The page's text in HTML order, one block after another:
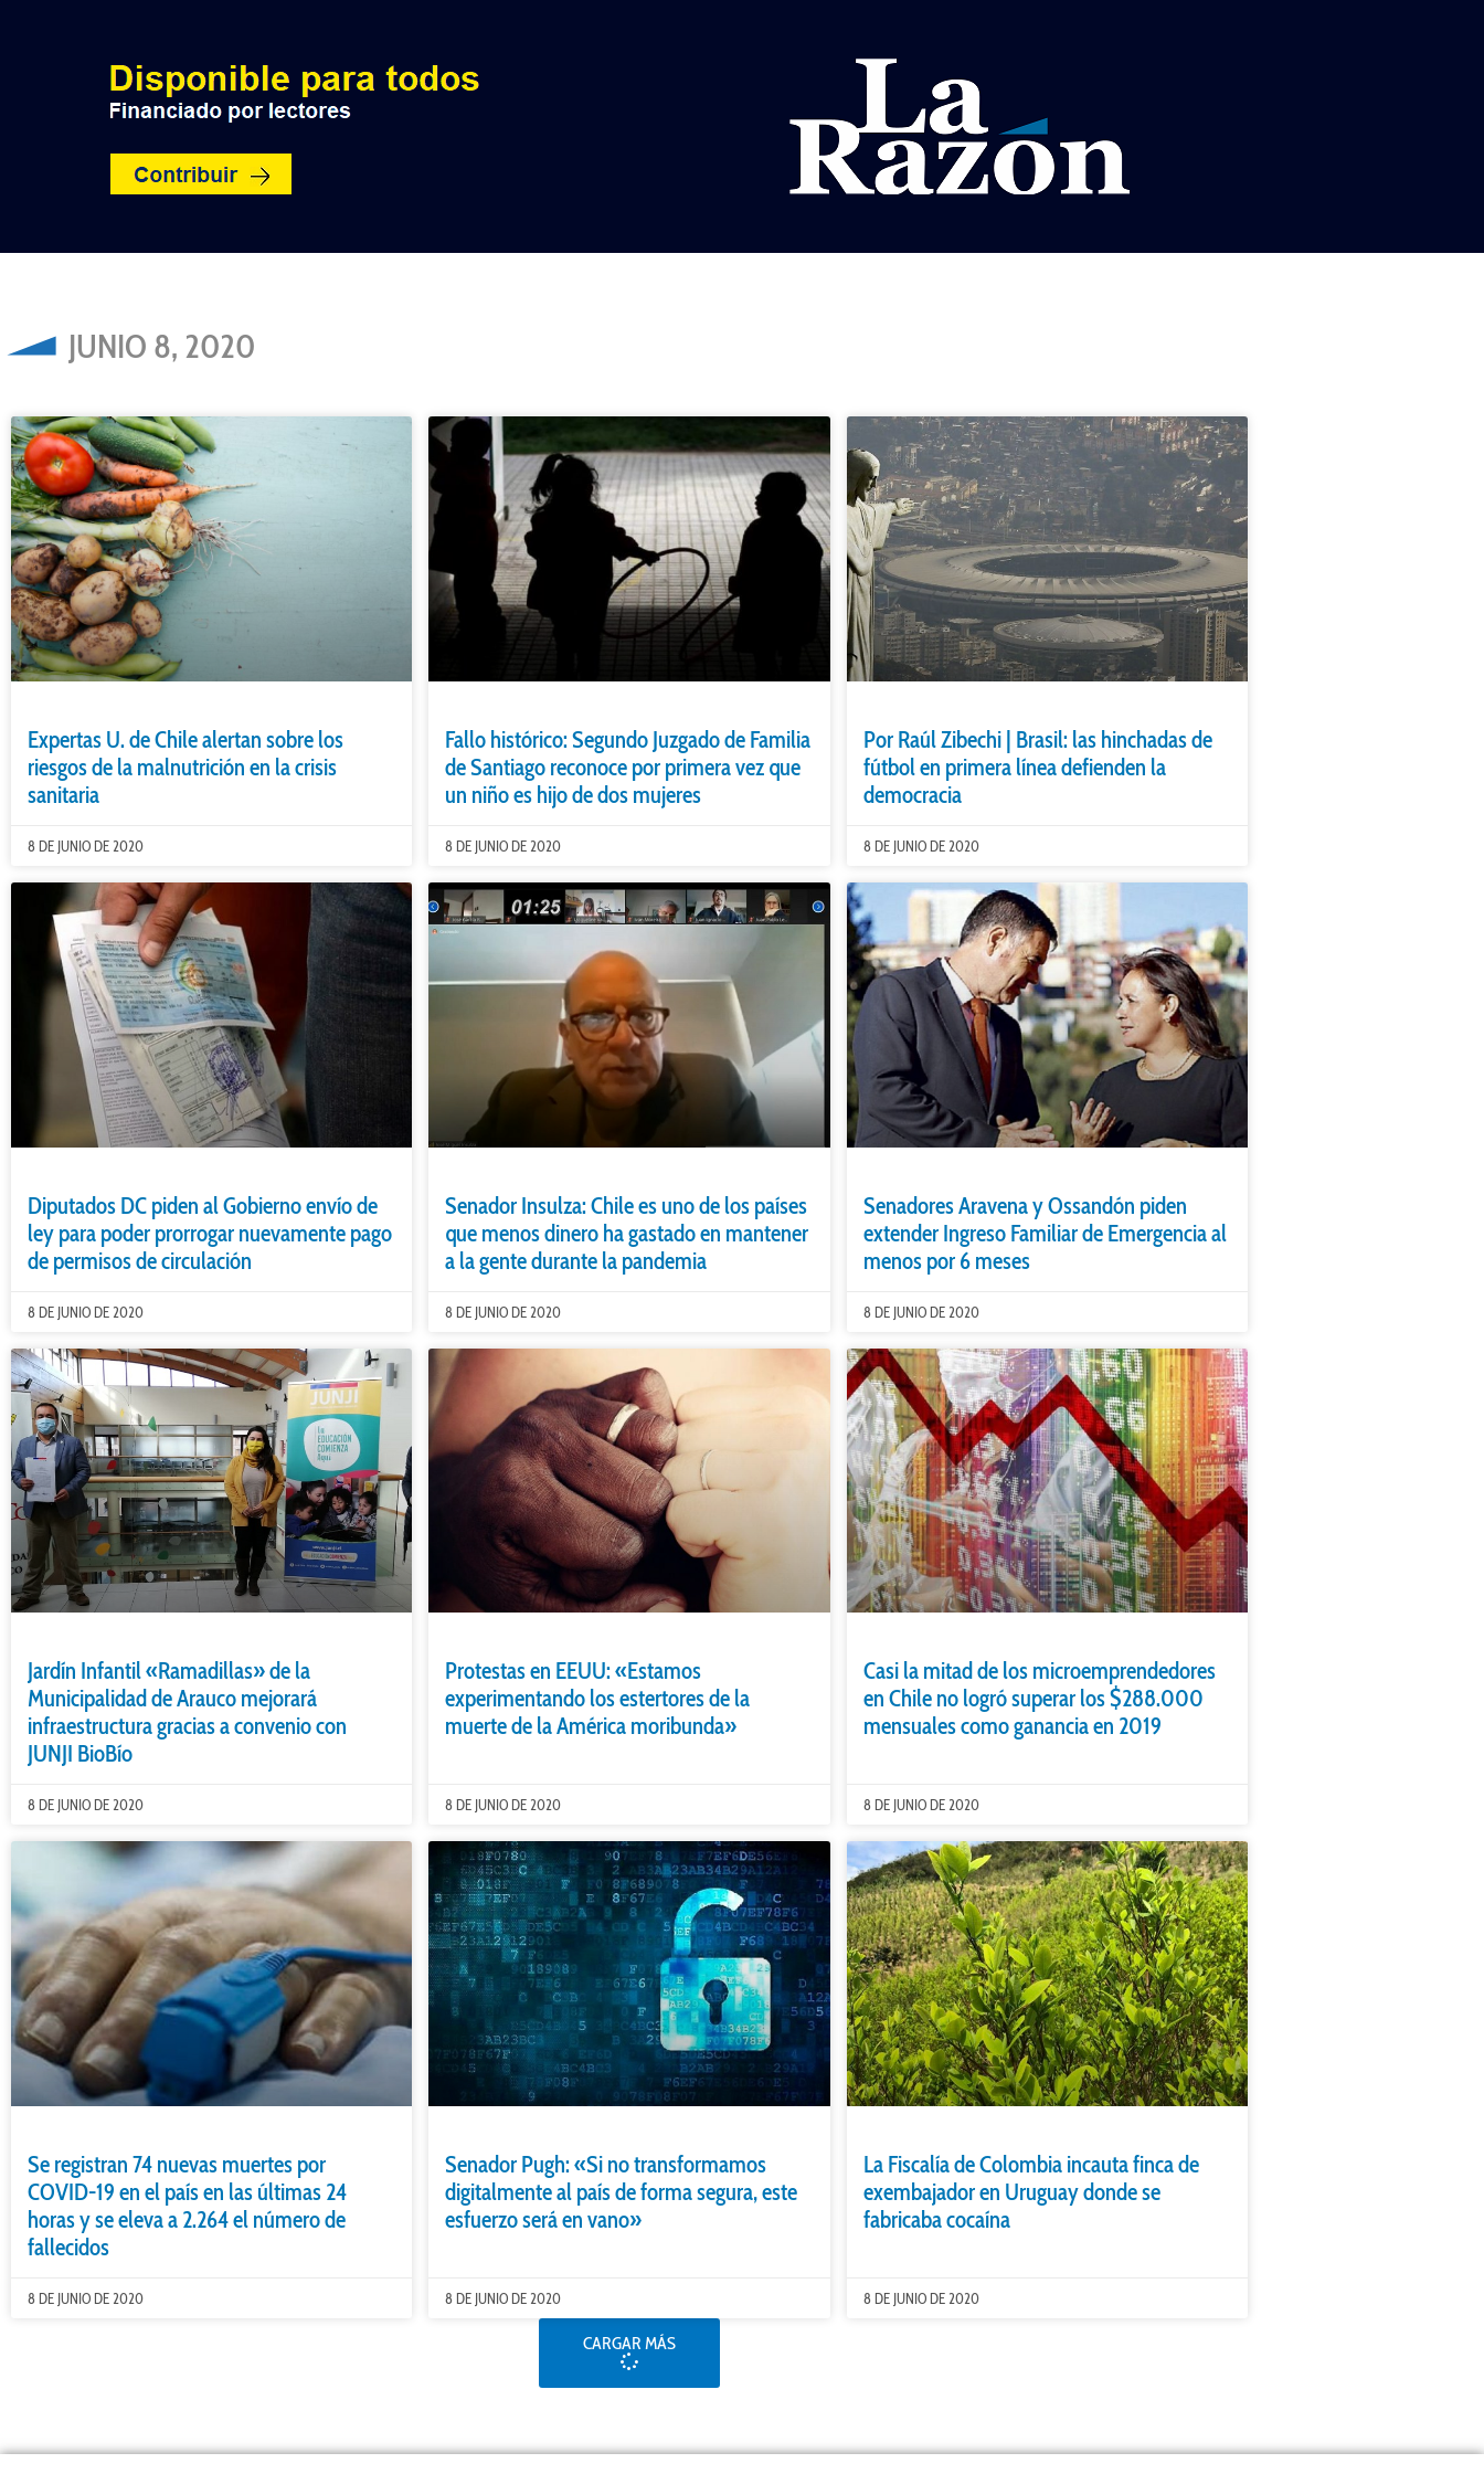
JUNIO 8, 2020
Expertas U. de Chile alertan sobre los
riesgos de la malnutrición en la crisis
sanitaria
8 DE JUNIO DE 2020
Fallo histórico: Segundo Juzgado de Familia
de Santiago reconoce por primera vez que
un niño es hijo de dos mujeres
8 DE JUNIO DE 2020
Por Raúl Zibechi | Brasil: las hinchadas de
fútbol en primera línea defienden la
democracia
8 DE JUNIO DE 2020
Diputados DC piden al Gobierno envío de
ley para poder prorrogar nuevamente pago
de permisos de circulación
8 DE JUNIO DE 2020
Senador Insulza: Chile es uno de los países
que menos dinero ha gastado en mantener
a la gente durante la pandemia
8 DE JUNIO DE 2020
Senadores Aravena y Ossandón piden
extender Ingreso Familiar de Emergencia al
menos por 6 meses
8 DE JUNIO DE 2020
Jardín Infantil «Ramadillas» de la
Municipalidad de Arauco mejorará
infraestructura gracias a convenio con
JUNJI BioBío
8 DE JUNIO DE 2020
Protestas en EEUU: «Estamos
experimentando los estertores de la
muerte de la América moribunda»
8 DE JUNIO DE 2020
Casi la mitad de los microemprendedores
en Chile no logró superar los $288.000
mensuales como ganancia en 2019
8 DE JUNIO DE 2020
Se registran 74 nuevas muertes por
COVID-19 en el país en las últimas 24
horas y se eleva a 2.264 el número de
fallecidos
8 DE JUNIO DE 2020
Senador Pugh: «Si no transformamos
digitalmente al país de forma segura, este
esfuerzo será en vano»
8 DE JUNIO DE 2020
La Fiscalía de Colombia incauta finca de
exembajador en Uruguay donde se
fabricaba cocaína
8 DE JUNIO DE 2020
CARGAR MÁS